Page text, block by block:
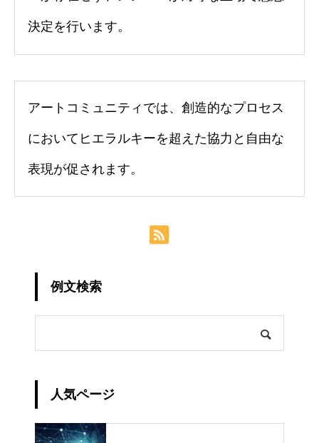
決定を行います。
アートコミュニティでは、創造的なプロセス
においてヒエラルキーを超えた協力と自由な
表現が促されます。
例文検索
人気ページ